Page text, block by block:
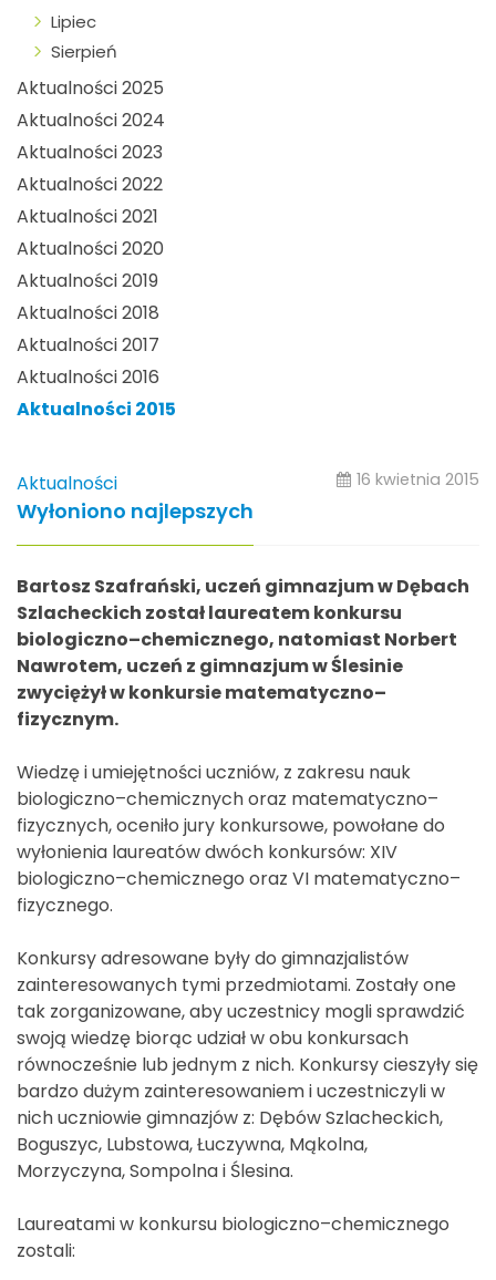
Lipiec
Sierpień
Aktualności 2025
Aktualności 2024
Aktualności 2023
Aktualności 2022
Aktualności 2021
Aktualności 2020
Aktualności 2019
Aktualności 2018
Aktualności 2017
Aktualności 2016
Aktualności 2015
Aktualności 16 kwietnia 2015
Wyłoniono najlepszych
Bartosz Szafrański, uczeń gimnazjum w Dębach
Szlacheckich został laureatem konkursu
biologiczno–chemicznego, natomiast Norbert
Nawrotem, uczeń z gimnazjum w Ślesinie
zwyciężył w konkursie matematyczno–
fizycznym.
Wiedzę i umiejętności uczniów, z zakresu nauk
biologiczno–chemicznych oraz matematyczno–
fizycznych, oceniło jury konkursowe, powołane do
wyłonienia laureatów dwóch konkursów: XIV
biologiczno–chemicznego oraz VI matematyczno–
fizycznego.
Konkursy adresowane były do gimnazjalistów
zainteresowanych tymi przedmiotami. Zostały one
tak zorganizowane, aby uczestnicy mogli sprawdzić
swoją wiedzę biorąc udział w obu konkursach
równocześnie lub jednym z nich. Konkursy cieszyły się
bardzo dużym zainteresowaniem i uczestniczyli w
nich uczniowie gimnazjów z: Dębów Szlacheckich,
Boguszyc, Lubstowa, Łuczywna, Mąkolna,
Morzyczyna, Sompolna i Ślesina.
Laureatami w konkursu biologiczno–chemicznego
zostali: